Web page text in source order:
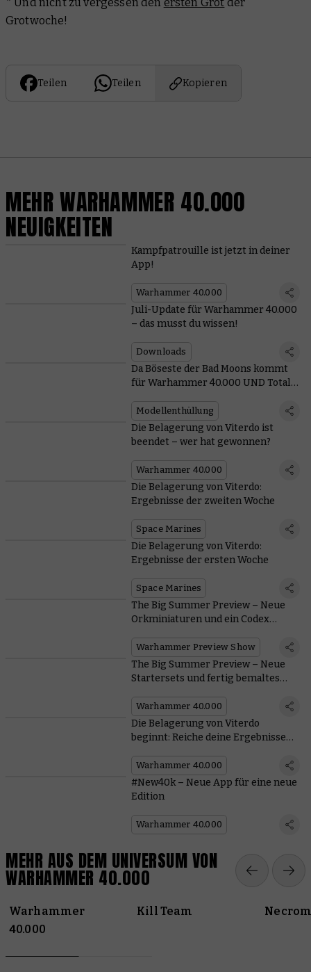
Grotwoche!
Teilen Teilen Kopieren
MEHR WARHAMMER 40.000
NEUIGKEITEN
Kampfpatrouille ist jetzt in deiner
App!
Warhammer 40.000
Juli-Update für Warhammer 40.000
– das musst du wissen!
Downloads
Da Böseste der Bad Moons kommt
für Warhammer 40.000 UND Total
Modellenthüllung
Die Belagerung von Viterdo ist
beendet – wer hat gewonnen?
Warhammer 40.000
Die Belagerung von Viterdo:
Ergebnisse der zweiten Woche
Space Marines
Die Belagerung von Viterdo:
Ergebnisse der ersten Woche
Space Marines
The Big Summer Preview – Neue
Orkminiaturen und ein Codex
Warhammer Preview Show
The Big Summer Preview – Neue
Startersets und fertig bemaltes
Warhammer 40.000
Die Belagerung von Viterdo
beginnt: Reiche deine Ergebnisse
Warhammer 40.000
#New40k – Neue App für eine neue
Edition
Warhammer 40.000
MEHR AUS DEM UNIVERSUM VON
WARHAMMER 40.000
Warhammer
40.000
Kill Team